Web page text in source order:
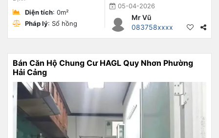
Diện tích: 0m²
Pháp lý: Sổ hồng
05-04-2026
Mr Vũ
083758xxxx
Bán Căn Hộ Chung Cư HAGL Quy Nhơn Phường
Hải Cảng